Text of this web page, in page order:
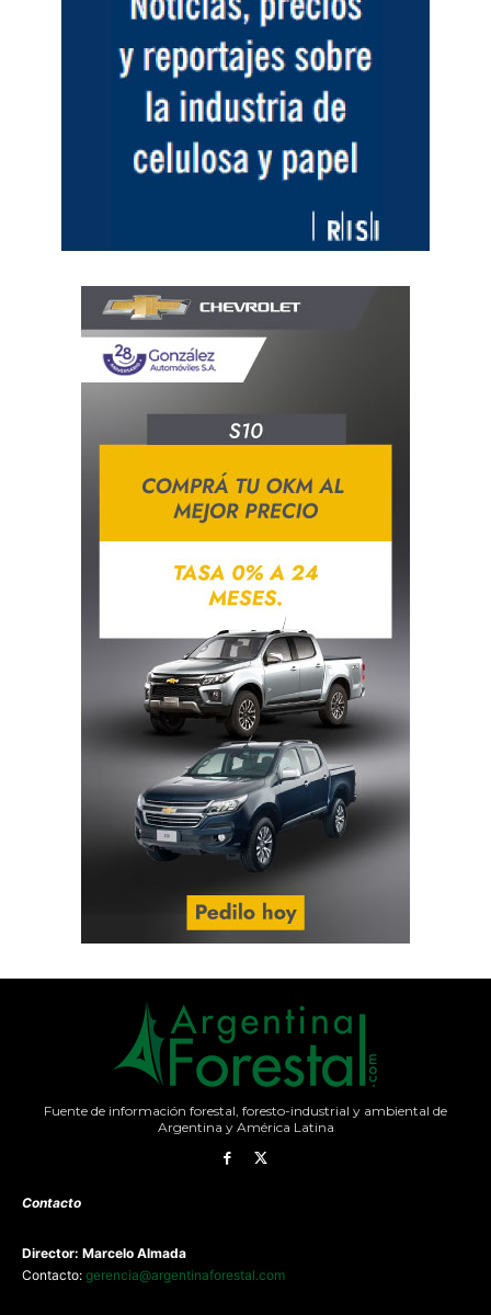
Fuente de información forestal, foresto-industrial y ambiental de
Argentina y América Latina
Contacto
Director: Marcelo Almada
Contacto: gerencia@argentinaforestal.com